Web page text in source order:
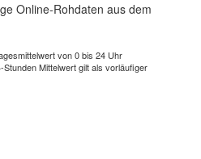
Online-Rohdaten aus dem
von 0 bis 24 Uhr
Mittelwert gilt als vorläufiger